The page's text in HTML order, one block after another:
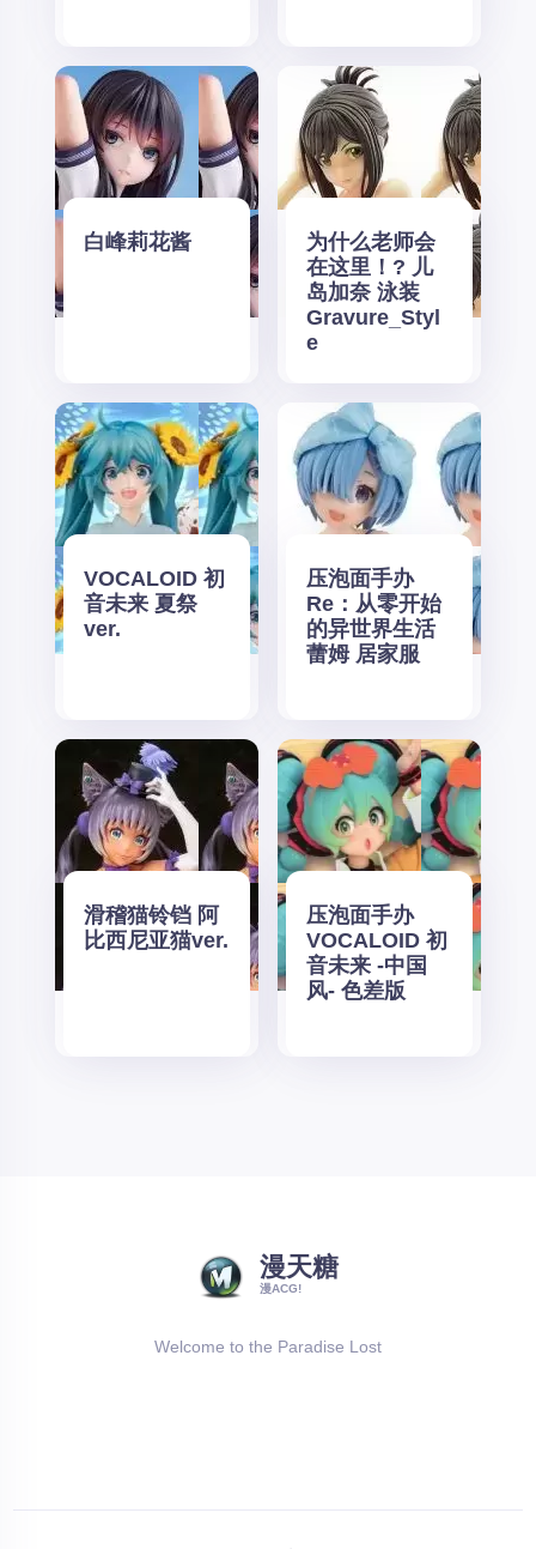
白峰莉花酱
为什么老师会
在这里！? 儿
岛加奈 泳装
Gravure_Styl
e
VOCALOID 初
音未来 夏祭
ver.
压泡面手办
Re：从零开始
的异世界生活
蕾姆 居家服
滑稽猫铃铛 阿
比西尼亚猫ver.
压泡面手办
VOCALOID 初
音未来 -中国
风- 色差版
漫天糖
漫ACG!
Welcome to the Paradise Lost